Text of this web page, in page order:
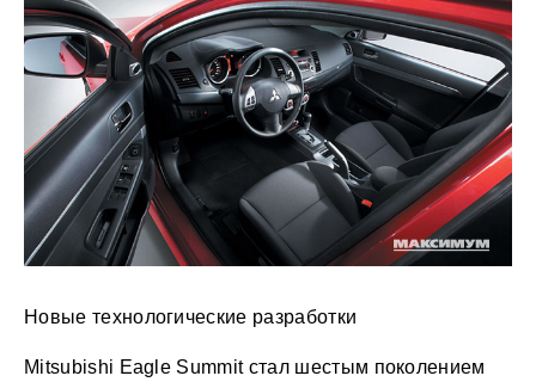
Новые технологические разработки
Mitsubishi Eagle Summit стал шестым поколением